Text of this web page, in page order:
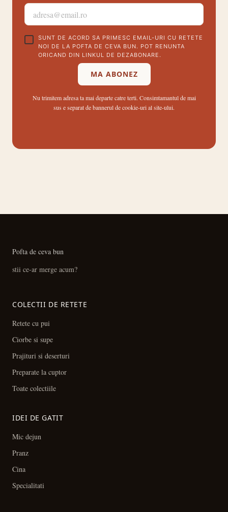
SUNT DE ACORD SA PRIMESC EMAIL-URI CU RETETE
NOI DE LA POFTA DE CEVA BUN. POT RENUNTA
ORICAND DIN LINKUL DE DEZABONARE.
MA ABONEZ
Nu trimitem adresa ta mai departe catre terti. Consimtamantul de mai
sus e separat de bannerul de cookie-uri al site-ului.
Pofta de ceva bun
stii ce-ar merge acum?
COLECTII DE RETETE
Retete cu pui
Ciorbe si supe
Prajituri si deserturi
Preparate la cuptor
Toate colectiile
IDEI DE GATIT
Mic dejun
Pranz
Cina
Specialitati